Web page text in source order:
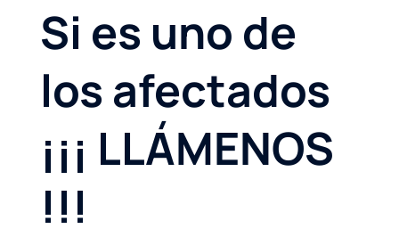
Si es uno de
los afectados
¡¡¡ LLÁMENOS
!!!